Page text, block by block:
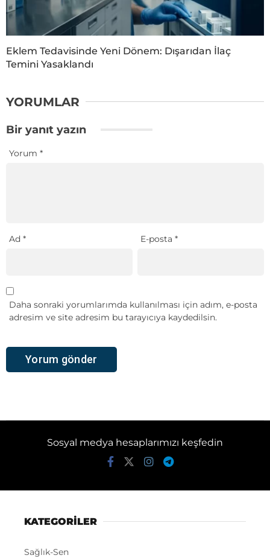
Eklem Tedavisinde Yeni Dönem: Dışarıdan İlaç
Temini Yasaklandı
YORUMLAR
Bir yanıt yazın
Yorum *
Ad * E-posta*
Daha sonraki yorumlarımda kullanılması için adım, e-posta
adresim ve site adresim bu tarayıcıya kaydedilsin.
Sosyal medya hesaplarımızı keşfedin
KATEGORİLER
Sağlık-Sen